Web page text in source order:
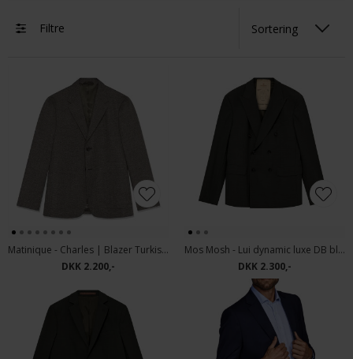
Filtre
Matinique - Charles | Blazer Turkish Coffee
DKK 2.200,-
Mos Mosh - Lui dynamic luxe DB blazer | Habitjakke Dark Green
DKK 2.300,-